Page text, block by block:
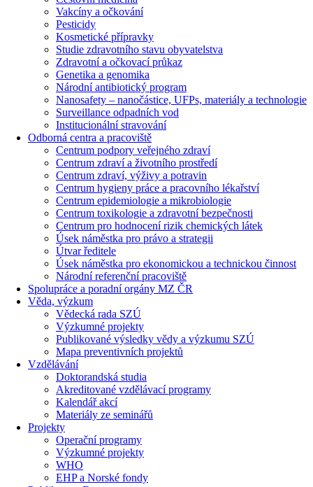
Vakcíny a očkování
Pesticidy
Kosmetické přípravky
Studie zdravotního stavu obyvatelstva
Zdravotní a očkovací průkaz
Genetika a genomika
Národní antibiotický program
Nanosafety – nanočástice, UFPs, materiály a technologie
Surveillance odpadních vod
Institucionální stravování
Odborná centra a pracoviště
Centrum podpory veřejného zdraví
Centrum zdraví a životního prostředí
Centrum zdraví, výživy a potravin
Centrum hygieny práce a pracovního lékařství
Centrum epidemiologie a mikrobiologie
Centrum toxikologie a zdravotní bezpečnosti
Centrum pro hodnocení rizik chemických látek
Úsek náměstka pro právo a strategii
Útvar ředitele
Úsek náměstka pro ekonomickou a technickou činnost
Národní referenční pracoviště
Spolupráce a poradní orgány MZ ČR
Věda, výzkum
Vědecká rada SZÚ
Výzkumné projekty
Publikované výsledky vědy a výzkumu SZÚ
Mapa preventivních projektů
Vzdělávání
Doktorandská studia
Akreditované vzdělávací programy
Kalendář akcí
Materiály ze seminářů
Projekty
Operační programy
Výzkumné projekty
WHO
EHP a Norské fondy